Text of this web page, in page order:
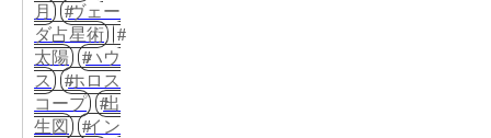
月
ヴェー
ダ占星術
太陽
ハウ
ス
ホロス
コープ
出
生図
イン